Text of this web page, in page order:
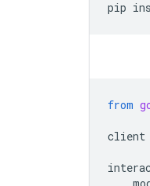
pip
from
client